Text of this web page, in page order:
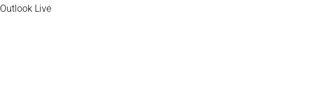
Outlook Live